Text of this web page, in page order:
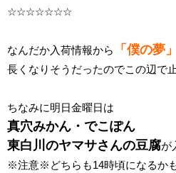
☆☆☆☆☆☆☆
なんだか入荷情報から 「僕の夢」
長くなりそうだったのでこの辺で
ちなみに明日金曜日は
真穴みかん・でこぽん
東白川のヤマサさんの豆腐が
※注意※どちらも14時頃になるか